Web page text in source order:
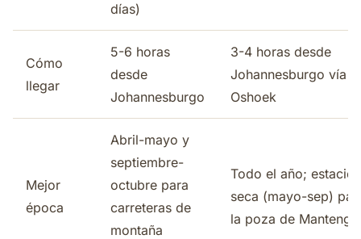
días)
Cómo
llegar
5-6 horas
desde
Johannesburgo
3-4 horas desde
Johannesburgo vía
Oshoek
Mejor
época
Abril-mayo y
septiembre-
octubre para
carreteras de
montaña
Todo el año; estación
seca (mayo-sep)
la poza de Mantenga